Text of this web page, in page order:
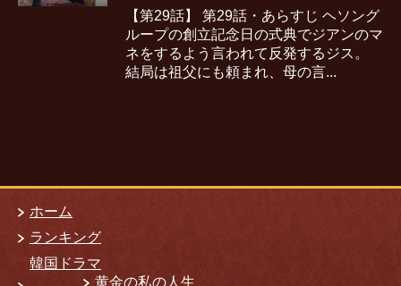
【第29話】 第29話・あらすじ ヘソング
ループの創立記念日の式典でジアンのマ
ネをするよう言われて反発するジス。
結局は祖父にも頼まれ、母の言...
ホーム
ランキング
韓国ドラマ
黄金の私の人生